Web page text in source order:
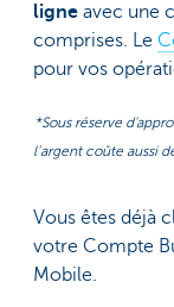
ligne avec une
comprises. Le
pour vos
*Sous réserve
l’argent coûte aussi
Vous êtes déjà
votre Compte
Mobile.